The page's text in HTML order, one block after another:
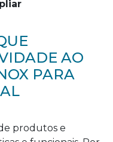
AO
PARA
produtos e